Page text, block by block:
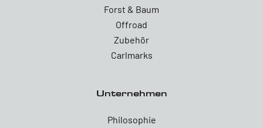
Forst & Baum
Offroad
Zubehör
Carlmarks
Unternehmen
Philosophie